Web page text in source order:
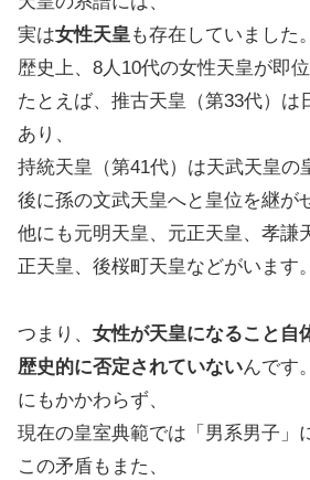
実は女性天皇も存在していました。
歴史上、8人10代の女性天皇が即位
たとえば、推古天皇（第33代）は
あり、
持統天皇（第41代）は天武天皇の
後に孫の文武天皇へと皇位を継が
他にも元明天皇、元正天皇、孝謙
正天皇、後桜町天皇などがいます。
つまり、 女性が天皇になること自
歴史的に否定されていないんです。
にもかかわらず、
現在の皇室典範では「男系男子」
この矛盾もまた、